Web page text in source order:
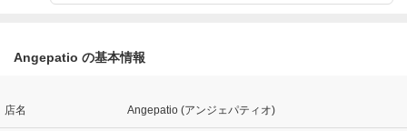
Angepatio の基本情報
店名 Angepatio (アンジェパティオ)